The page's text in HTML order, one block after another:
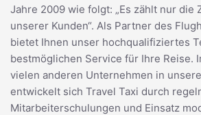
Jahre 2009 wie folgt: „Es zählt nur die
unserer Kunden“. Als Partner des
bietet Ihnen unser hochqualifiziertes
bestmöglichen Service für Ihre Reise.
vielen anderen Unternehmen in
entwickelt sich Travel Taxi durch
Mitarbeiterschulungen und Einsatz